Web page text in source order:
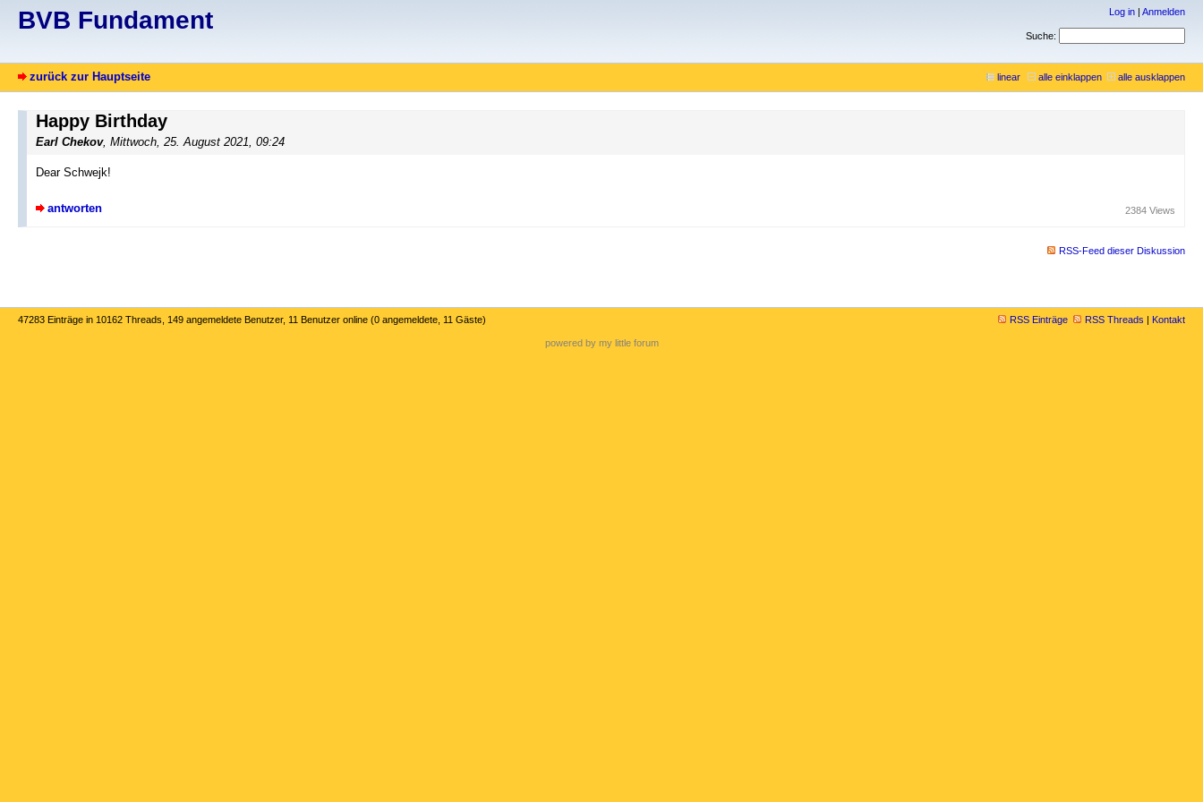
BVB Fundament Log in | Anmelden
Suche:
zurück zur Hauptseite linear alle einklappen alle ausklappen
Happy Birthday
Earl Chekov, Mittwoch, 25. August 2021, 09:24
Dear Schwejk!
antworten 2384 Views
RSS-Feed dieser Diskussion
47283 Einträge in 10162 Threads, 149 angemeldete Benutzer, 11 Benutzer online (0 angemeldete, 11 Gäste) RSS Einträge RSS Threads | Kontakt
powered by my little forum